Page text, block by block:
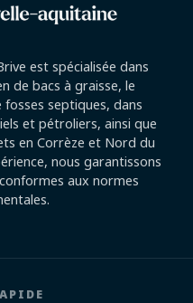
est spécialisée dans
de bacs à graisse, le
septiques, dans
et pétroliers, ainsi que
en Corrèze et Nord du
nous garantissons
aux normes